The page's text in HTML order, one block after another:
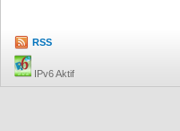
RSS
IPv6 Aktif